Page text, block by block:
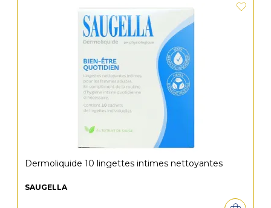
Dermoliquide 10 lingettes intimes nettoyantes
SAUGELLA